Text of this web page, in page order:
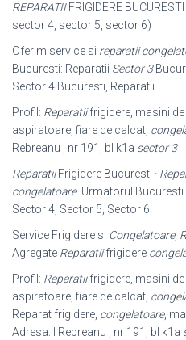
REPARATIIFRIGIDERE
sector 4, sector 5, sector 6)
Oferim service si reparatii
Bucuresti: Reparatii Sector 3
Sector 4 Bucuresti, Reparatii
Profil: Reparatiifrigidere, masini de
aspiratoare, fiare de calcat,
Rebreanu , nr 191, bl k1a sector 3
ReparatiiFrigidere Bucuresti ·
congelatoare. Urmatorul
Sector 4, Sector 5, Sector 6.
Service Frigidere si Congelatoare,
Agregate Reparatiifrigidere
Profil: Reparatiifrigidere, masini de
aspiratoare, fiare de calcat,
Reparat frigidere, congelatoare,
Adresa: I Rebreanu , nr 191, bl k1a